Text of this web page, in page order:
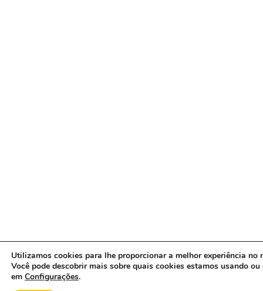
Utilizamos cookies para lhe proporcionar a melhor experiência no
Você pode descobrir mais sobre quais cookies estamos usando
em Configurações.